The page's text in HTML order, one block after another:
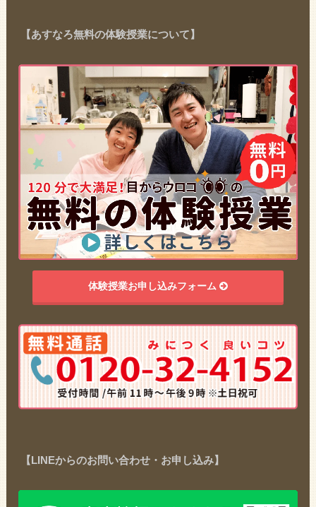
【あすなろ無料の体験授業について】
体験授業お申し込みフォーム
【LINEからのお問い合わせ・お申し込み】